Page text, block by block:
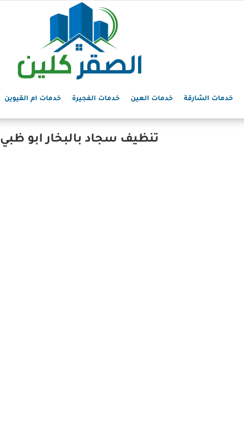
خدمات الشارقة خدمات العين خدمات الفجيرة خدمات ام القيوين
تنظيف سجاد بالبخار ابو ظبي